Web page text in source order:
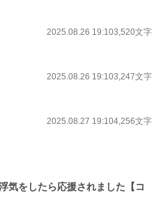
2025.08.26 19:103,520文字
2025.08.26 19:103,247文字
2025.08.27 19:104,256文字
気をしたら応援されました【コ